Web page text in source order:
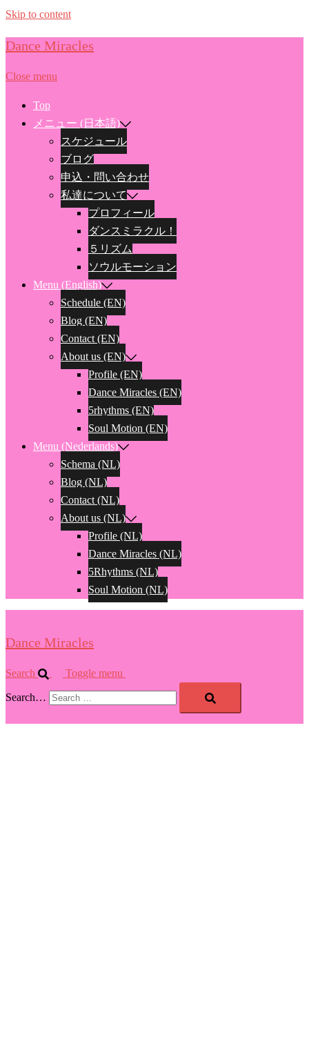
Skip to content
Dance Miracles
Close menu
Top
メニュー (日本語)
スケジュール
ブログ
申込・問い合わせ
私達について
プロフィール
ダンスミラクル！
５リズム
ソウルモーション
Menu (English)
Schedule (EN)
Blog (EN)
Contact (EN)
About us (EN)
Profile (EN)
Dance Miracles (EN)
5rhythms (EN)
Soul Motion (EN)
Menu (Nederlands)
Schema (NL)
Blog (NL)
Contact (NL)
About us (NL)
Profile (NL)
Dance Miracles (NL)
5Rhythms (NL)
Soul Motion (NL)
Dance Miracles
Search Toggle menu
Search…